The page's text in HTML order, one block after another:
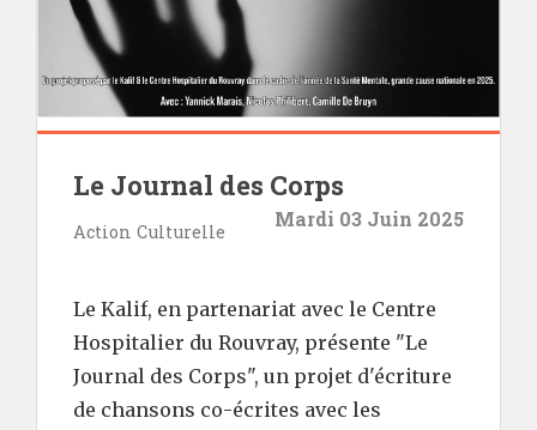
Le Journal des Corps
Action Culturelle
Mardi 03 Juin 2025
Le Kalif, en partenariat avec le Centre
Hospitalier du Rouvray, présente "Le
Journal des Corps", un projet d'écriture
de chansons co-écrites avec les